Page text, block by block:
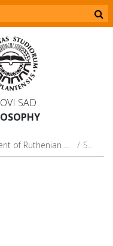
SAD
Ruthenian Studies Staff